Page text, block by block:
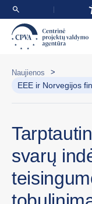
Naujienos >
EEE ir Norvegijos
svarų